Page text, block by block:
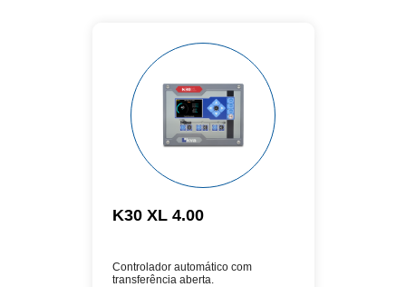
K30 XL 4.00
Controlador automático com
transferência aberta.